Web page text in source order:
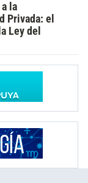
la
Privada: el
Ley del